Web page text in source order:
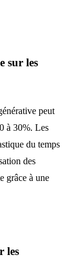
sur les
peut
à 30%. Les
du temps
des
grâce à une
les